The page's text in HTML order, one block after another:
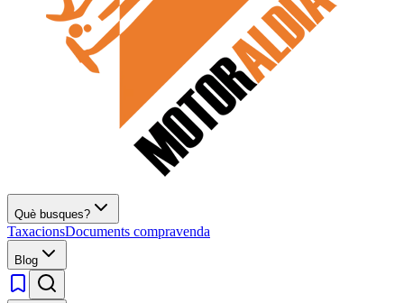
Què busques?
TaxacionsDocuments compravenda
Blog